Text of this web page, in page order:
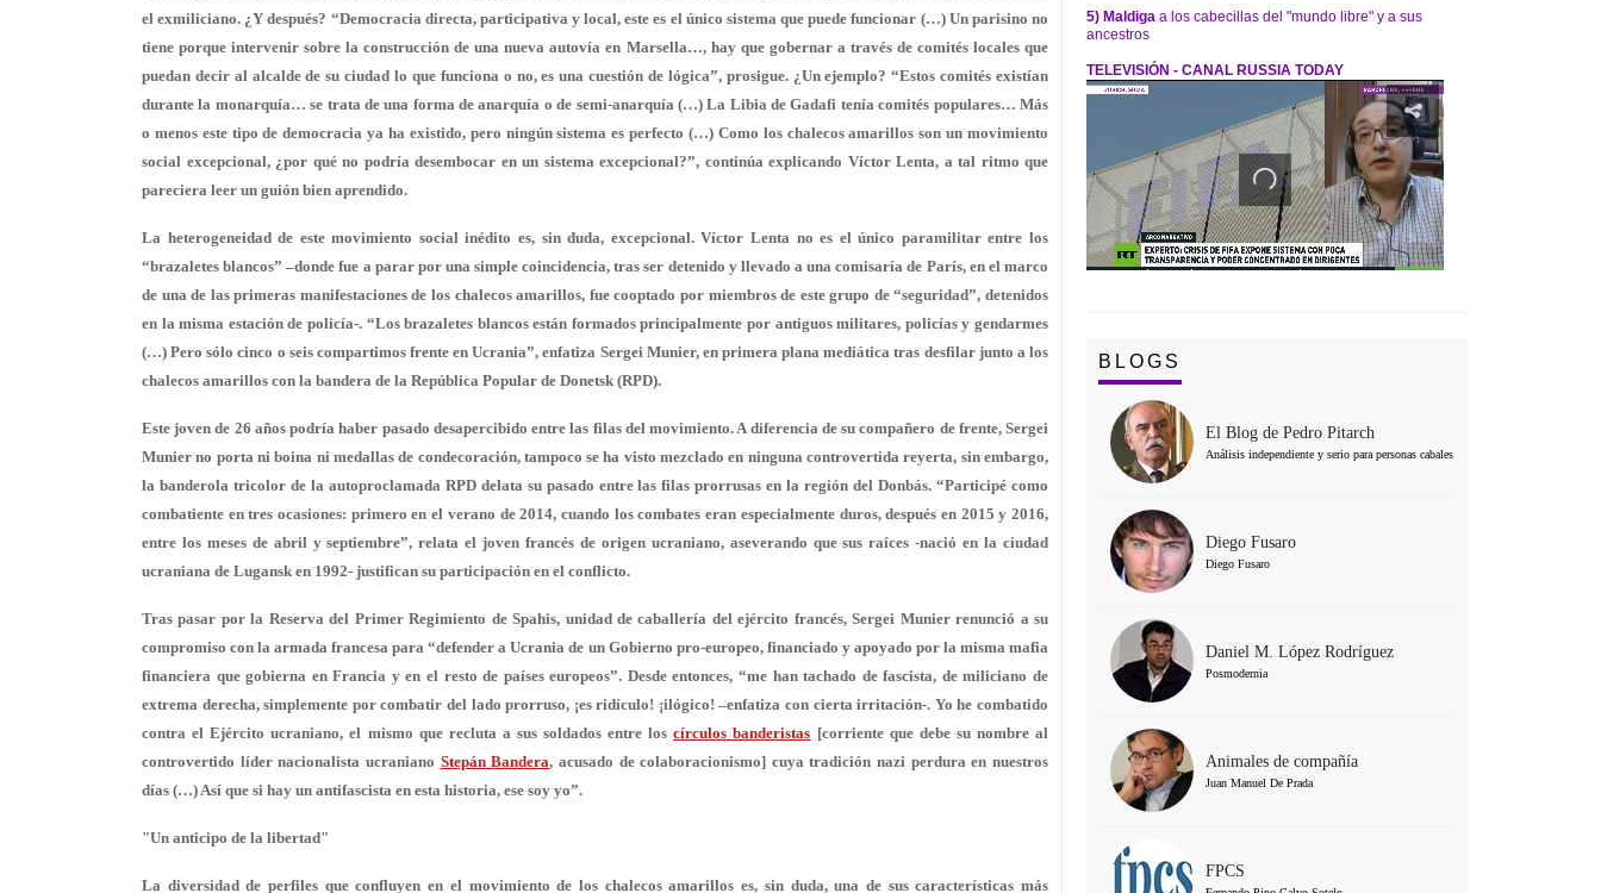
el exmiliciano. ¿Y después? “Democracia directa, participativa y local, este es el único sistema que puede funcionar (…) Un parisino no
tiene porque intervenir sobre la construcción de una nueva autovía en Marsella…, hay que gobernar a través de comités locales que
puedan decir al alcalde de su ciudad lo que funciona o no, es una cuestión de lógica”, prosigue. ¿Un ejemplo? “Estos comités existían
durante la monarquía… se trata de una forma de anarquía o de semi-anarquía (…) La Libia de Gadafi tenía comités populares… Más
o menos este tipo de democraciaya ha existido, pero ningún sistema es perfecto (…) Como los chalecos amarillos son un movimiento
social excepcional, ¿por qué no podría desembocar en un sistema excepcional?”, continúa explicando Víctor Lenta, a tal ritmo que
pareciera leer un guión bien aprendido.
La heterogeneidad de este movimiento social inédito es, sin duda, excepcional. Víctor Lenta no es el único paramilitarentre los
“brazaletes blancos” –donde fue a parar por una simple coincidencia, tras ser detenido y llevado a una comisaría de París, en el marco
de una de las primeras manifestaciones de los chalecos amarillos, fue cooptado por miembros de este grupo de “seguridad”, detenidos
en la misma estación de policía-. “Los brazaletes blancos están formados principalmente por antiguos militares, policías y gendarmes
(…) Pero sólo cinco o seis compartimos frente en Ucrania”, enfatiza Sergei Munier, en primera plana mediática tras desfilar junto a los
chalecos amarillos con la bandera de la República Popular de Donetsk (RPD).
Este joven de 26 años podría haber pasado desapercibido entre las filas del movimiento. A diferencia de su compañero de frente, Sergei
Munier no porta ni boina ni medallas de condecoración, tampoco se ha visto mezclado en ninguna controvertida reyerta, sinembargo,
la banderola tricolor de la autoproclamada RPD delata su pasado entre las filas prorrusas en la región del Donbás. “Participé como
combatiente en tres ocasiones: primero en el verano de 2014, cuando los combates eran especialmente duros, después en 2015 y 2016,
entre los meses de abril y septiembre”, relata el joven francés de origen ucraniano, aseverando que sus raíces -nació en la ciudad
ucraniana de Lugansk en 1992- justifican su participación en el conflicto.
Tras pasar por la Reserva del Primer Regimiento de Spahis, unidad de caballería del ejército francés, Sergei Munier renunció a su
compromiso con la armada francesa para “defender a Ucrania de un Gobierno pro-europeo, financiado y apoyado por la misma mafia
financiera que gobierna en Francia y en el resto de países europeos”. Desde entonces, “me han tachado de fascista, de miliciano de
extrema derecha, simplemente por combatir del lado prorruso, ¡es ridículo! ¡ilógico! –enfatiza con cierta irritación-. Yo he combatido
contra el Ejército ucraniano, el mismo que recluta a sus soldados entre loscírculos banderistas [corriente que debe su nombre al
controvertido líder nacionalista ucraniano Stepán Bandera, acusado de colaboracionismo] cuya tradición nazi perdura en nuestros
días (…) Así que si hay un antifascista en esta historia, ese soy yo”.
"Un anticipo de la libertad"
La diversidad de perfiles que confluyen en el movimiento de los chalecos amarillos es, sin duda, una de sus características más
5) Maldiga a los cabecillas del "mundo libre" y a sus
ancestros
TELEVISIÓN - CANAL RUSSIA TODAY
BLOGS
El Blog de Pedro Pitarch
Análisis independiente y serio para personas cabales
Diego Fusaro
Diego Fusaro
Daniel M. López Rodríguez
Posmodernia
Animales de compañía
Juan Manuel De Prada
FPCS